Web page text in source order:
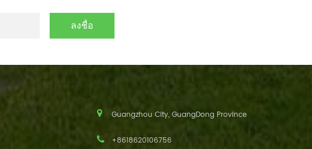
Guangzhou City, GuangDong Province
+8618620106756